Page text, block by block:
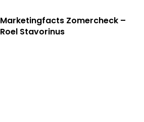
Marketingfacts Zomercheck –
Roel Stavorinus